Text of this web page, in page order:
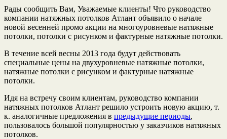
Рады сообщить Вам, Уважаемые клиенты! Что руководство
компании натяжных потолков Атлант объявило о начале
новой весенней промо акции на многоуровневые натяжные
потолки, потолки с рисунком и фактурные натяжные потолки.
В течение всей весны 2013 года будут действовать
специальные цены на двухуровневые натяжные потолки,
натяжные потолки с рисунком и фактурные натяжные
потолки.
Идя на встречу своим клиентам, руководство компании
натяжных потолков Атлант решило устроить новую акцию, т.
к. аналогичные предложения в предыдущие периоды,
пользовалось большой популярностью у заказчиков натяжных
потолков.